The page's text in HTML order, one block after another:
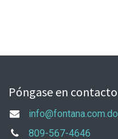
Póngase en contacto
info@fontana.com.do
809-567-4646